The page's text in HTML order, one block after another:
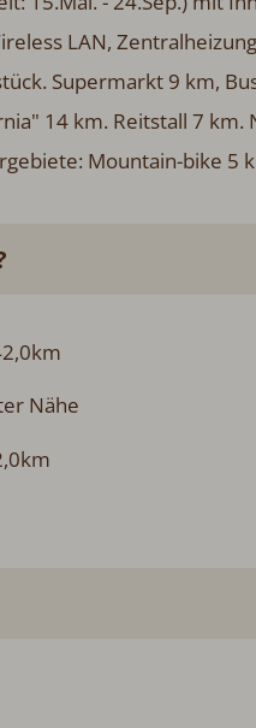
LAN,
Supermarkt 9 km,
14 km. Reitstall 7
Mountain-bike 5
Nähe